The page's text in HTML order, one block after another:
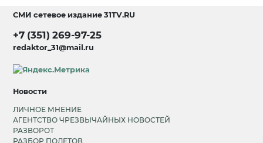
СМИ сетевое издание31TV.RU
+7 (351) 269-97-25
redaktor_31@mail.ru
Новости
ЛИЧНОЕ МНЕНИЕ
АГЕНТСТВО ЧРЕЗВЫЧАЙНЫХ НОВОСТЕЙ
РАЗВОРОТ
РАЗБОР ПОЛЕТОВ